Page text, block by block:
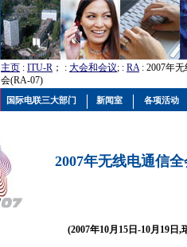
主页 : ITU-R ； : 大会和会议; : RA: 2007年
会(RA-07)
2007年无线电通信
(2007年10月15日-10月19日,
国际电联三大部门 新闻室 各项活动